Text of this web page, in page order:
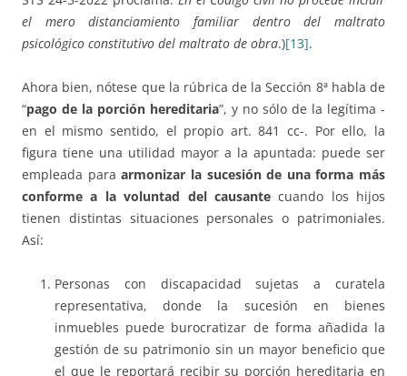
el mero distanciamiento familiar dentro del maltrato
psicológico constitutivo del maltrato de obra.)[13].
Ahora bien, nótese que la rúbrica de la Sección 8ª habla de
“pago de la porción hereditaria”, y no sólo de la legítima -
en el mismo sentido, el propio art. 841 cc-. Por ello, la
figura tiene una utilidad mayor a la apuntada: puede ser
empleada paraarmonizar la sucesión de una forma más
conforme a la voluntad del causantecuando los hijos
tienen distintas situaciones personales o patrimoniales.
Así:
Personas con discapacidad sujetas a curatela
representativa, donde la sucesión en bienes
inmuebles puede burocratizar de forma añadida la
gestión de su patrimonio sin un mayor beneficio que
el que le reportará recibir su porción hereditaria en